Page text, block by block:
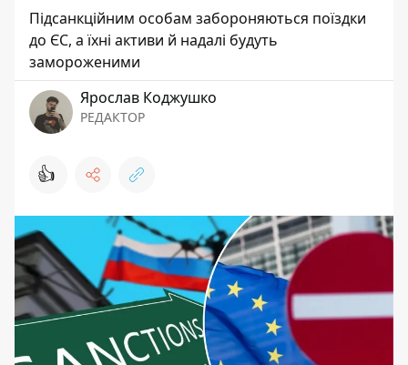
Підсанкційним особам забороняються поїздки
до ЄС, а їхні активи й надалі будуть
замороженими
Ярослав Коджушко
РЕДАКТОР
👍